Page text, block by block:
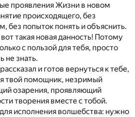
проявления Жизни в новом
происходящего, без
без попыток понять и объяснить.
такая новая данность! Потому
с пользой для тебя, просто
не знать.
и готов вернуться к тебе,
твой помощник, незримый
озарения, проявляющий
творения вместе с тобой.
исполнения волшебства: нужно